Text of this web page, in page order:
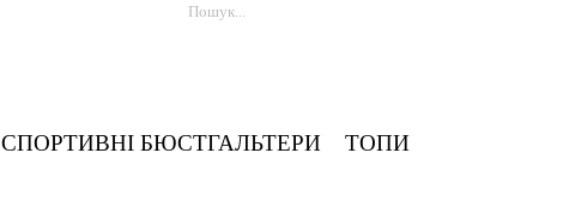
СПОРТИВНІ БЮСТГАЛЬТЕРИ ТОПИ